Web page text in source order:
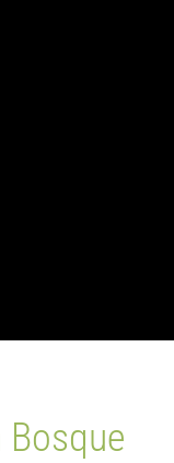
Bosque